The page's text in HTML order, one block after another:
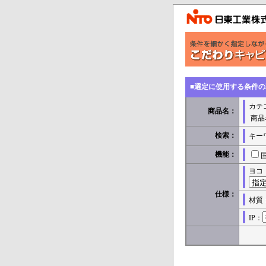
■選定に使用する条件
商品名：
カテ
商品
検索： キー
機能：
仕様：
ヨコ
材質
IP：